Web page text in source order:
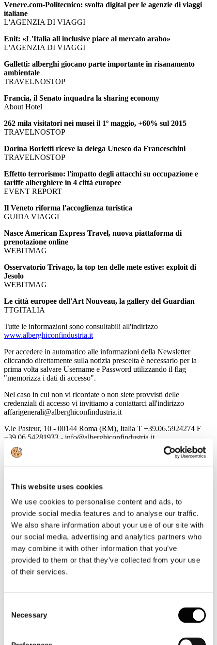
This website uses cookies
We use cookies to personalise content and ads, to
provide social media features and to analyse our traffic.
We also share information about your use of our site with
our social media, advertising and analytics partners who
may combine it with other information that you’ve
provided to them or that they’ve collected from your use
of their services.
Selection
Necessary
Venere.com-Politecnico: svolta digital per le agenzie di viaggi
italiane
L'AGENZIA DI VIAGGI
Enit: «L'Italia all inclusive piace al mercato arabo»
L'AGENZIA DI VIAGGI
Galletti: alberghi giocano parte importante in risanamento
ambientale
TRAVELNOSTOP
Francia, il Senato inquadra la sharing economy
About Hotel
262 mila visitatori nei musei il 1º maggio, +60% sul 2015
TRAVELNOSTOP
Dorina Borletti riceve la delega Unesco da Franceschini
TRAVELNOSTOP
Effetto terrorismo: l'impatto degli attacchi su occupazione e
tariffe alberghiere in 4 città europee
EVENT REPORT
Il Veneto riforma l'accoglienza turistica
GUIDA VIAGGI
Nasce American Express Travel, nuova piattaforma di
prenotazione online
WEBITMAG
Osservatorio Trivago, la top ten delle mete estive: exploit di
Jesolo
WEBITMAG
Le città europee dell'Art Nouveau, la gallery del Guardian
TTGITALIA
Tutte le informazioni sono consultabili all'indirizzo
www.alberghiconfindustria.it
Per accedere in automatico alle informazioni della Newsletter
cliccando direttamente sulla notizia prescelta è necessario per la
prima volta salvare Username e Password utilizzando il flag
"memorizza i dati di accesso".
Nel caso in cui non vi ricordate o non siete provvisti delle
credenziali di accesso vi invitiamo a contattarci all'indirizzo
affarigenerali@alberghiconfindustria.it
V.le Pasteur, 10 - 00144 Roma (RM), Italia T +39.06.5924274 F
+39.06.54281933 - info@alberghiconfindustria.it
News
Cooperazione internazionale tra forze di polizia italo-cinesi per
assistere turisti cinesi
L'iniziativa coinvolge poliziotti cinesi insieme a Polizia di Stato e
Carabinieri
Rassegna Stampa